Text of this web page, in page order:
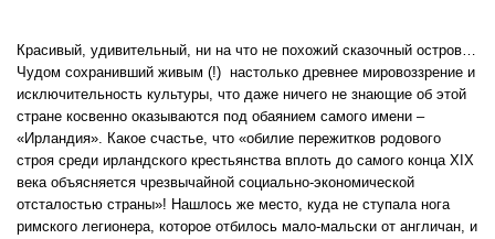
Красивый, удивительный, ни на что не похожий сказочный остров…
Чудом сохранивший живым (!) настолько древнее мировоззрение и
исключительность культуры, что даже ничего не знающие об этой
стране косвенно оказываются под обаянием самого имени –
«Ирландия». Какое счастье, что «обилие пережитков родового
строя среди ирландского крестьянства вплоть до самого конца XIX
века объясняется чрезвычайной социально-экономической
отсталостью страны»! Нашлось же место, куда не ступала нога
римского легионера, которое отбилось мало-мальски от англичан, и